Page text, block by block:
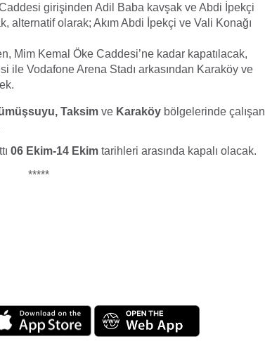
girişinden Adil Baba kavşak ve Abdi İpekçi
alternatif olarak; Akım Abdi İpekçi ve Vali Konağı
Mim Kemal Öke Caddesi’ne kadar kapatılacak,
ile Vodafone Arena Stadı arkasından Karaköy ve
Taksim ve Karaköy bölgelerinde çalışan
06 Ekim-14 Ekim tarihleri arasında kapalı olacak.
*****